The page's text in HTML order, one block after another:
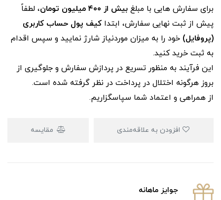
برای سفارش‌ هایی با مبلغ بیش از ۴۰۰ میلیون تومان
، لطفاً
پیش از ثبت نهایی سفارش، ابتدا کیف پول حساب کاربری
(پروفایل) خود را به میزان موردنیاز شارژ نمایید و سپس اقدام
به ثبت خرید کنید.
این فرآیند به‌ منظور تسریع در پردازش سفارش و جلوگیری از
بروز هرگونه اختلال در پرداخت در نظر گرفته شده است.
از همراهی و اعتماد شما سپاسگزاریم.
مقایسه
جوایز ماهانه